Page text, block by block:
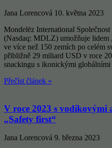
Jana Lorencová 10. května 2023
Mondelēz International
(Nasdaq: MDLZ) umožňuje lidem
ve více než 150 zemích po celém
přibližně 29 miliard USD v roce
snackingu s ikonickými globálními
Přečíst článek »
V roce 2023 s vodíkovými
„Safety first“
Jana Lorencová 9. března 2023